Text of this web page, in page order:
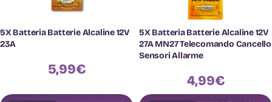
5X Batteria Batterie Alcaline 12V
23A
5,99€
5X Batteria Batterie Alcaline 12V
27A MN27 Telecomando Cancello
Sensori Allarme
4,99€